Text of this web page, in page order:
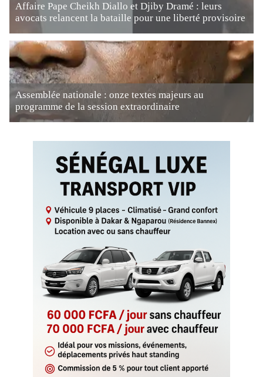
Affaire Pape Cheikh Diallo et Djiby Dramé : leurs
avocats relancent la bataille pour une liberté provisoire
Assemblée nationale : onze textes majeurs au
programme de la session extraordinaire